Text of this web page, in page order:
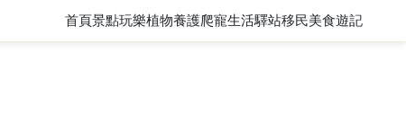
首頁景點玩樂植物養護爬寵生活驛站移民美食遊記